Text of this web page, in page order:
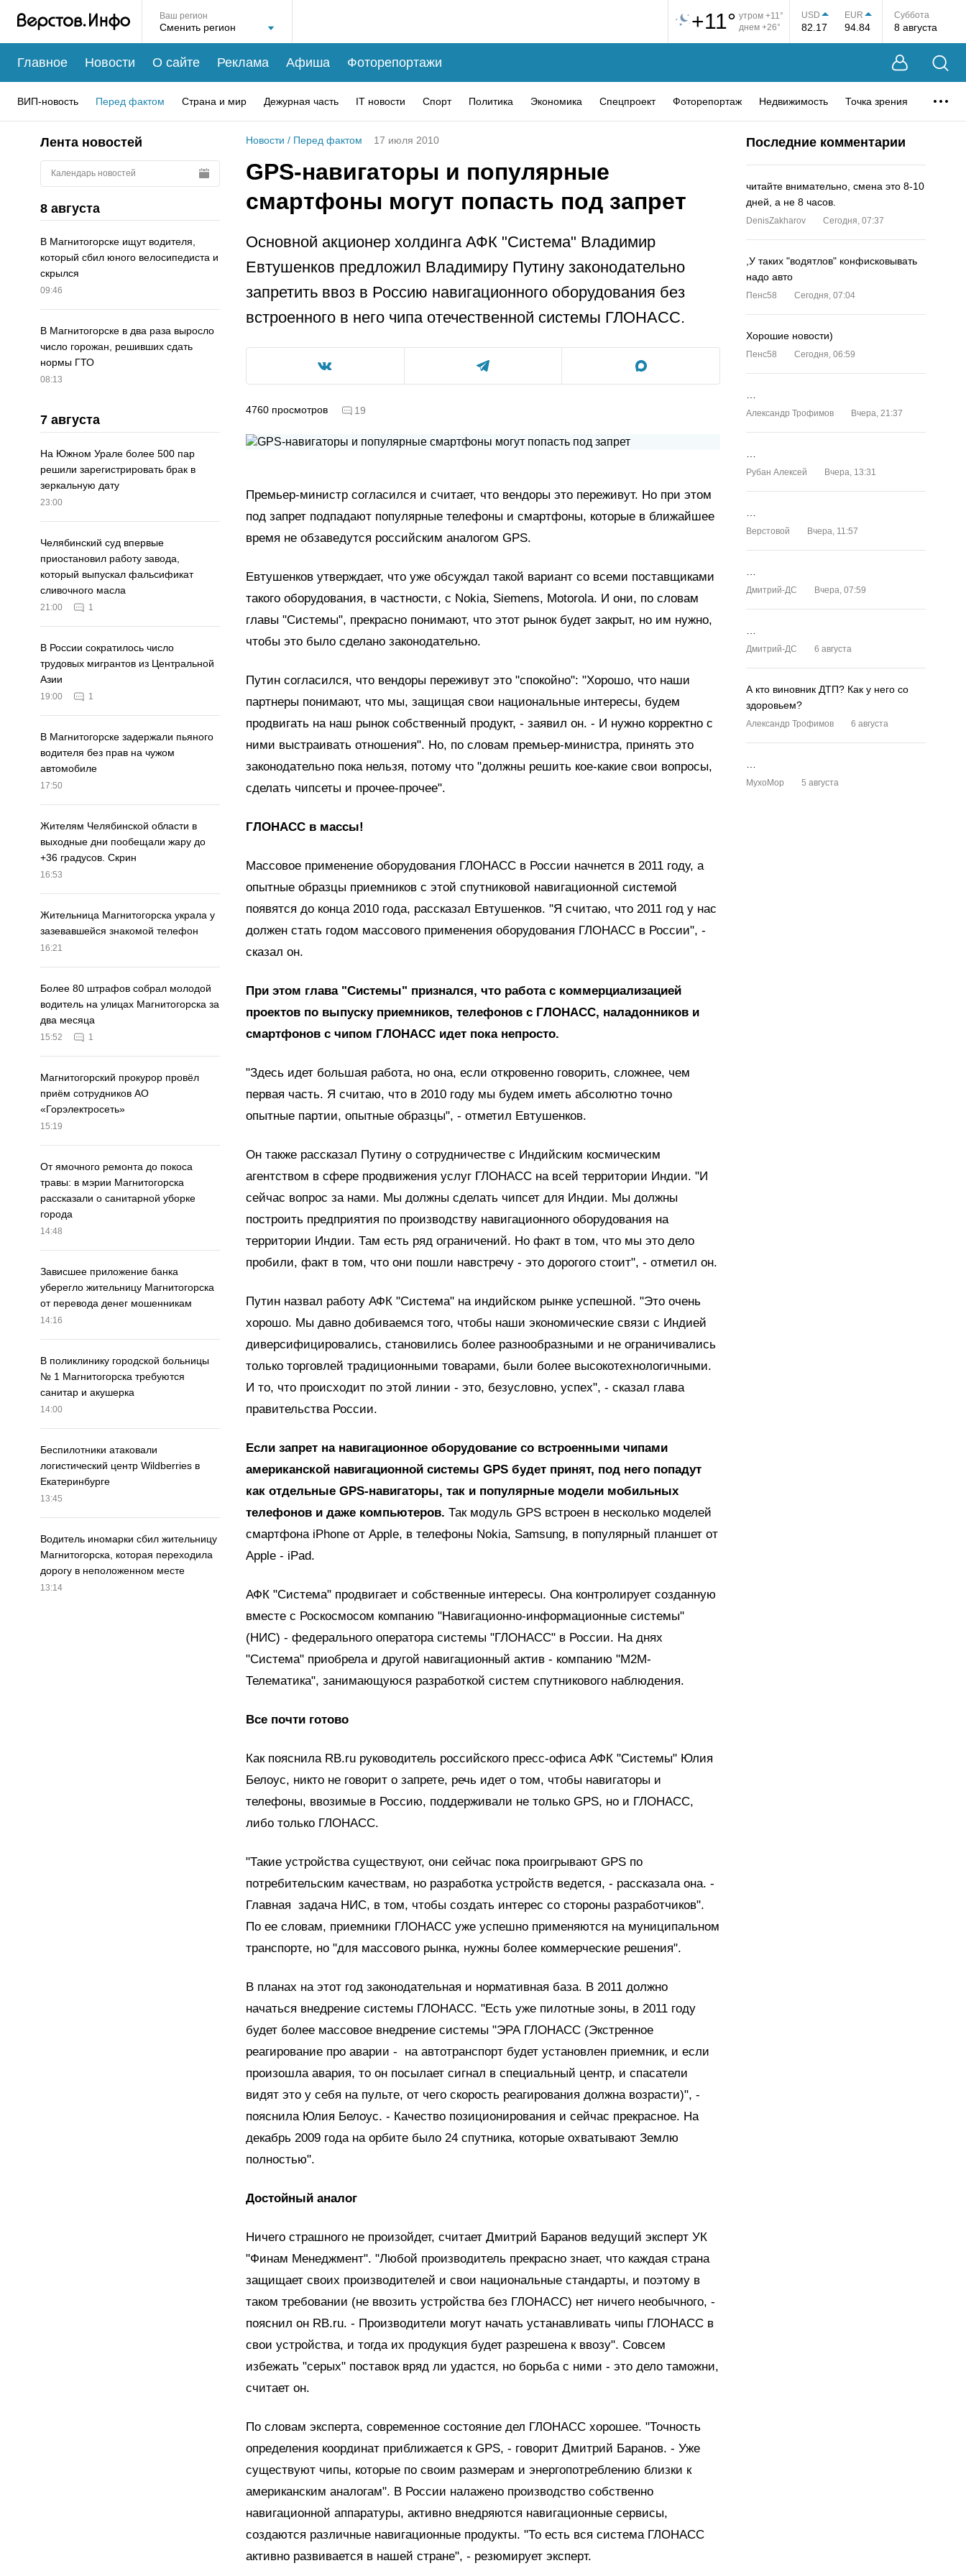
Ваш регион +11° утром +11°
днем +26°
USD
82.17
EUR
94.84
Суббота
8 августа
Главное Новости О сайте Реклама Афиша Фоторепортажи
ВИП-новость Перед фактом Страна и мир Дежурная часть IT новости Спорт Политика Экономика Спецпроект Фоторепортаж Недвижимость Точка зрения
Лента новостей
Календарь новостей
8 августа
В Магнитогорске ищут водителя,
который сбил юного велосипедиста и
скрылся
09:46
В Магнитогорске в два раза выросло
число горожан, решивших сдать
нормы ГТО
08:13
7 августа
На Южном Урале более 500 пар
решили зарегистрировать брак в
зеркальную дату
23:00
Челябинский суд впервые
приостановил работу завода,
который выпускал фальсификат
сливочного масла
21:00 1
В России сократилось число
трудовых мигрантов из Центральной
Азии
19:00 1
В Магнитогорске задержали пьяного
водителя без прав на чужом
автомобиле
17:50
Жителям Челябинской области в
выходные дни пообещали жару до
+36 градусов. Скрин
16:53
Жительница Магнитогорска украла у
зазевавшейся знакомой телефон
16:21
Более 80 штрафов собрал молодой
водитель на улицах Магнитогорска за
два месяца
15:52 1
Магнитогорский прокурор провёл
приём сотрудников АО
«Горэлектросеть»
15:19
От ямочного ремонта до покоса
травы: в мэрии Магнитогорска
рассказали о санитарной уборке
города
14:48
Зависшее приложение банка
уберегло жительницу Магнитогорска
от перевода денег мошенникам
14:16
В поликлинику городской больницы
№ 1 Магнитогорска требуются
санитар и акушерка
14:00
Беспилотники атаковали
логистический центр Wildberries в
Екатеринбурге
13:45
Водитель иномарки сбил жительницу
Магнитогорска, которая переходила
дорогу в неположенном месте
13:14
Новости / Перед фактом 17 июля 2010
GPS-навигаторы и популярные
смартфоны могут попасть под запрет
Основной акционер холдинга АФК "Система" Владимир
Евтушенков предложил Владимиру Путину законодательно
запретить ввоз в Россию навигационного оборудования без
встроенного в него чипа отечественной системы ГЛОНАСС.
4760 просмотров 19
Премьер-министр согласился и считает, что вендоры это переживут. Но при этом
под запрет подпадают популярные телефоны и смартфоны, которые в ближайшее
время не обзаведутся российским аналогом GPS.
Евтушенков утверждает, что уже обсуждал такой вариант со всеми поставщиками
такого оборудования, в частности, с Nokia, Siemens, Motorola. И они, по словам
главы "Системы", прекрасно понимают, что этот рынок будет закрыт, но им нужно,
чтобы это было сделано законодательно.
Путин согласился, что вендоры переживут это "спокойно": "Хорошо, что наши
партнеры понимают, что мы, защищая свои национальные интересы, будем
продвигать на наш рынок собственный продукт, - заявил он. - И нужно корректно с
ними выстраивать отношения". Но, по словам премьер-министра, принять это
законодательно пока нельзя, потому что "должны решить кое-какие свои вопросы,
сделать чипсеты и прочее-прочее".
ГЛОНАСС в массы!
Массовое применение оборудования ГЛОНАСС в России начнется в 2011 году, а
опытные образцы приемников с этой спутниковой навигационной системой
появятся до конца 2010 года, рассказал Евтушенков. "Я считаю, что 2011 год у нас
должен стать годом массового применения оборудования ГЛОНАСС в России", -
сказал он.
При этом глава "Системы" признался, что работа с коммерциализацией
проектов по выпуску приемников, телефонов с ГЛОНАСС, наладонников и
смартфонов с чипом ГЛОНАСС идет пока непросто.
"Здесь идет большая работа, но она, если откровенно говорить, сложнее, чем
первая часть. Я считаю, что в 2010 году мы будем иметь абсолютно точно
опытные партии, опытные образцы", - отметил Евтушенков.
Он также рассказал Путину о сотрудничестве с Индийским космическим
агентством в сфере продвижения услуг ГЛОНАСС на всей территории Индии. "И
сейчас вопрос за нами. Мы должны сделать чипсет для Индии. Мы должны
построить предприятия по производству навигационного оборудования на
территории Индии. Там есть ряд ограничений. Но факт в том, что мы это дело
пробили, факт в том, что они пошли навстречу - это дорогого стоит", - отметил он.
Путин назвал работу АФК "Система" на индийском рынке успешной. "Это очень
хорошо. Мы давно добиваемся того, чтобы наши экономические связи с Индией
диверсифицировались, становились более разнообразными и не ограничивались
только торговлей традиционными товарами, были более высокотехнологичными.
И то, что происходит по этой линии - это, безусловно, успех", - сказал глава
правительства России.
Если запрет на навигационное оборудование со встроенными чипами
американской навигационной системы GPS будет принят, под него попадут
как отдельные GPS-навигаторы, так и популярные модели мобильных
телефонов и даже компьютеров. Так модуль GPS встроен в несколько моделей
смартфона iPhone от Apple, в телефоны Nokia, Samsung, в популярный планшет от
Apple - iPad.
АФК "Система" продвигает и собственные интересы. Она контролирует созданную
вместе с Роскосмосом компанию "Навигационно-информационные системы"
(НИС) - федерального оператора системы "ГЛОНАСС" в России. На днях
"Система" приобрела и другой навигационный актив - компанию "М2М-
Телематика", занимающуюся разработкой систем спутникового наблюдения.
Все почти готово
Как пояснила RB.ru руководитель российского пресс-офиса АФК "Системы" Юлия
Белоус, никто не говорит о запрете, речь идет о том, чтобы навигаторы и
телефоны, ввозимые в Россию, поддерживали не только GPS, но и ГЛОНАСС,
либо только ГЛОНАСС.
"Такие устройства существуют, они сейчас пока проигрывают GPS по
потребительским качествам, но разработка устройств ведется, - рассказала она. -
Главная задача НИС, в том, чтобы создать интерес со стороны разработчиков".
По ее словам, приемники ГЛОНАСС уже успешно применяются на муниципальном
транспорте, но "для массового рынка, нужны более коммерческие решения".
В планах на этот год законодательная и нормативная база. В 2011 должно
начаться внедрение системы ГЛОНАСС. "Есть уже пилотные зоны, в 2011 году
будет более массовое внедрение системы "ЭРА ГЛОНАСС (Экстренное
реагирование про аварии - на автотранспорт будет установлен приемник, и если
произошла авария, то он посылает сигнал в специальный центр, и спасатели
видят это у себя на пульте, от чего скорость реагирования должна возрасти)", -
пояснила Юлия Белоус. - Качество позиционирования и сейчас прекрасное. На
декабрь 2009 года на орбите было 24 спутника, которые охватывают Землю
полностью".
Достойный аналог
Ничего страшного не произойдет, считает Дмитрий Баранов ведущий эксперт УК
"Финам Менеджмент". "Любой производитель прекрасно знает, что каждая страна
защищает своих производителей и свои национальные стандарты, и поэтому в
таком требовании (не ввозить устройства без ГЛОНАСС) нет ничего необычного, -
пояснил он RB.ru. - Производители могут начать устанавливать чипы ГЛОНАСС в
свои устройства, и тогда их продукция будет разрешена к ввозу". Совсем
избежать "серых" поставок вряд ли удастся, но борьба с ними - это дело таможни,
считает он.
По словам эксперта, современное состояние дел ГЛОНАСС хорошее. "Точность
определения координат приближается к GPS, - говорит Дмитрий Баранов. - Уже
существуют чипы, которые по своим размерам и энергопотреблению близки к
американским аналогам". В России налажено производство собственно
навигационной аппаратуры, активно внедряются навигационные сервисы,
создаются различные навигационные продукты. "То есть вся система ГЛОНАСС
активно развивается в нашей стране", - резюмирует эксперт.
Последние комментарии
читайте внимательно, смена это 8-10
дней, а не 8 часов.
DenisZakharov Сегодня, 07:37
,У таких "водятлов" конфисковывать
надо авто
Пенс58 Сегодня, 07:04
Хорошие новости)
Пенс58 Сегодня, 06:59
Александр Трофимов Вчера, 21:37
Рубан Алексей Вчера, 13:31
Верстовой Вчера, 11:57
Дмитрий-ДС Вчера, 07:59
Дмитрий-ДС 6 августа
А кто виновник ДТП? Как у него со
здоровьем?
Александр Трофимов 6 августа
MyxoMop 5 августа